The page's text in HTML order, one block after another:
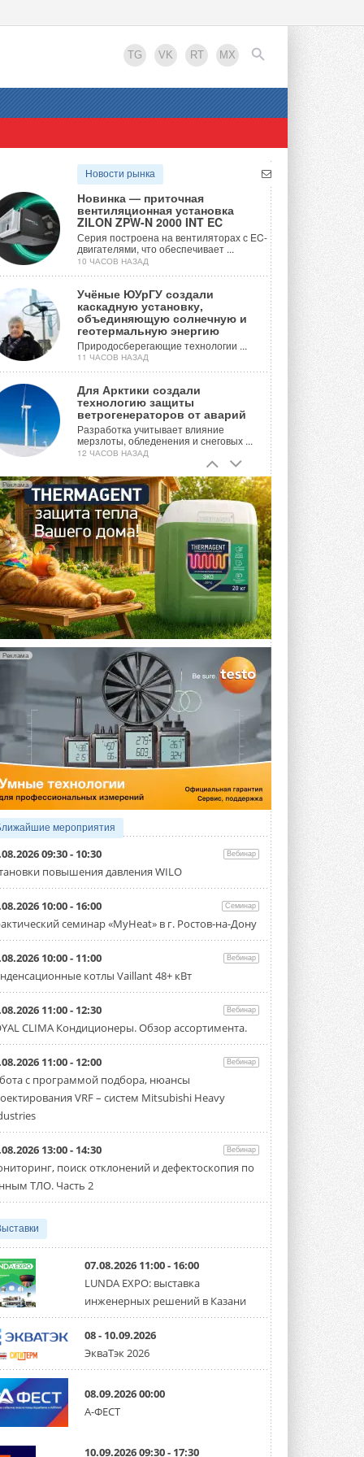
TG VK RT MX
EN
Новости рынка
Новинка — приточная
вентиляционная установка
ZILON ZPW-N 2000 INT EC
Серия построена на вентиляторах с EC-
двигателями, что обеспечивает ...
10 ЧАСОВ НАЗАД
Учёные ЮУрГУ создали
каскадную установку,
объединяющую солнечную и
геотермальную энергию
Природосберегающие технологии ...
11 ЧАСОВ НАЗАД
Для Арктики создали
технологию защиты
ветрогенераторов от аварий
Разработка учитывает влияние
мерзлоты, обледенения и снеговых ...
12 ЧАСОВ НАЗАД
Гибридный тепловой насос PV/T
с одним общим испарителем
Исследователи предложили
конструкцию двухисточникового ...
ВЧЕРА
21-й ежегодный форум
«ЦОД-2026»
Мероприятие пройдет 2-3 сентября в
отеле Radisson Slavyanskaya. Форум
посетит более двух тысяч участников ...
ВЧЕРА
Китайская Shenling представила
линейку тепловых насосов
«воздух-вода» на R290
Серия ThermaX R290 All-In-One
включает три модели ...
4 АВГУСТА 2026
Тепловые насосы в связке с
солнечной генерацией и
накопителем снижают
потребление на 60%
Исследователи из Италии установили ...
4 АВГУСТА 2026
«РУСКЛИМАТ Fest 2026» в Уфе
собрал свыше 700 профи
климатической отрасли
Организатором выступил торгово-
производственный холдинг ...
3 АВГУСТА 2026
«Датарк» испытал модульный
ЦОД с плотностью 54 кВт на
стойку
Испытания прошли на собственной
производственной площадке и были ...
3 АВГУСТА 2026
Samsung выпускает VRF-
систему DVM на R32
Линейка включает семь типоразмеров
производительностью от 22,4 до 56 кВт.
«СиСофт Девелопмент» подвел
итоги конкурса студенческих
проектов «ТИМ-лидеры 2026»
«Русклимат» укрепляет
партнёрство за Уралом
Президент Омского землячества в
Москве Михаил Тимошенко посетил
Омск с трёхдневным рабочим визитом ...
31 ИЮЛЯ 2026
Carrier модернизирует
флагманский чиллер AquaEdge
19XR
Чиллер получил новую версию,
работающую на хладагенте R1234ze ...
31 ИЮЛЯ 2026
Mitsubishi расширяет
Реклама
Реклама
мероприятия
09:30 - 10:30 Вебинар
повышения давления WILO
10:00 - 16:00 Семинар
семинар «MyHeat» в г. Ростов-на-Дону
10:00 - 11:00 Вебинар
котлы Vaillant 48+ кВт
11:00 - 12:30 Вебинар
CLIMA Кондиционеры. Обзор ассортимента.
11:00 - 12:00 Вебинар
с программой подбора, нюансы
VRF – систем Mitsubishi Heavy
13:00 - 14:30 Вебинар
поиск отклонений и дефектоскопия по
ТЛО. Часть 2
07.08.2026 11:00 - 16:00
LUNDA EXPO: выставка
инженерных решений в Казани
08 - 10.09.2026
ЭкваТэк 2026
08.09.2026 00:00
А-ФЕСТ
10.09.2026 09:30 - 17:30